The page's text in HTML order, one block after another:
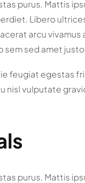
purus. Mattis
Libero
arcu vivamus
sem sed amet
feugiat egestas
nisl vulputate
purus. Mattis